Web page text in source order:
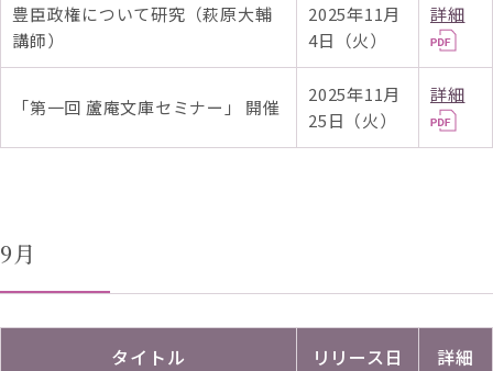
豊臣政権について研究（萩原大輔
講師）
2025年11月
4日（火）
詳細
「第一回 蘆庵文庫セミナー」 開催
2025年11月
25日（火）
詳細
9月
タイトル リリース日 詳細